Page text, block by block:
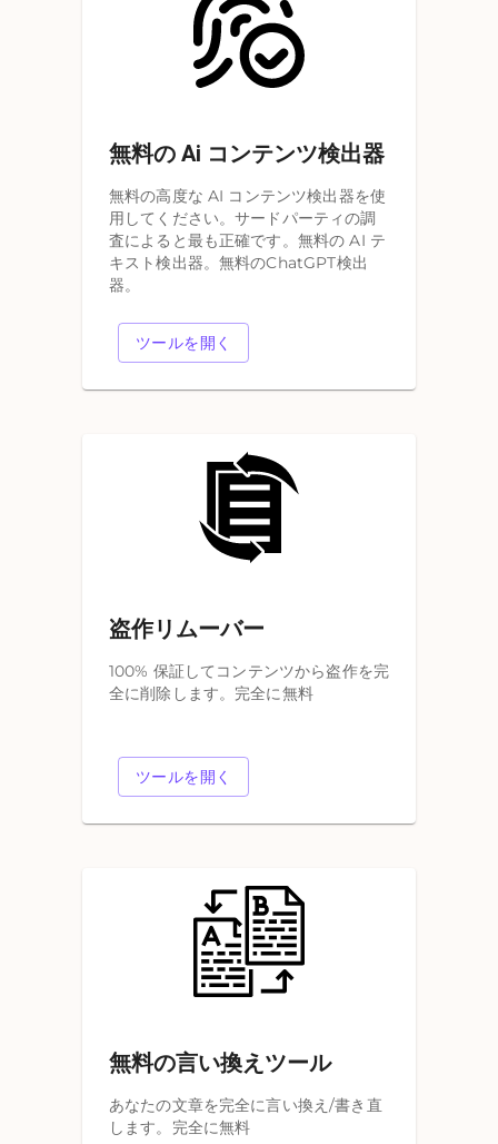
無料の Ai コンテンツ検出器
無料の高度な AI コンテンツ検出器を使
用してください。サードパーティの調
査によると最も正確です。無料の AI テ
キスト検出器。無料のChatGPT検出
器。
ツールを開く
盗作リムーバー
100% 保証してコンテンツから盗作を完
全に削除します。完全に無料
ツールを開く
無料の言い換えツール
あなたの文章を完全に言い換え/書き直
します。完全に無料